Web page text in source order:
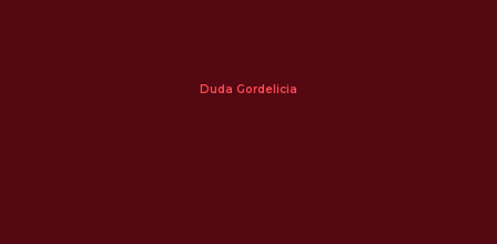
Duda Gordelicia